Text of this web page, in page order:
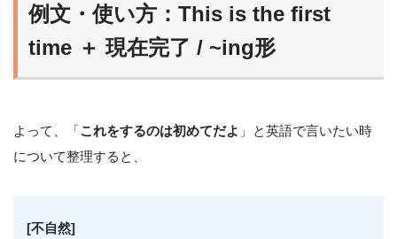
例文・使い方：This is the first
time ＋ 現在完了 / ~ing形
よって、「これをするのは初めてだよ 」と英語で言いたい時
について整理すると、
[不自然]